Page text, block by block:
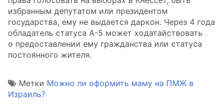
избранным депутатом или президентом
государства, ему не выдается даркон. Через 4 года
обладатель статуса А-5 может ходатайствовать
о предоставлении ему гражданства или статуса
постоянного жителя.
Метки Можно ли оформить маму на ПМЖ в
Израиль?